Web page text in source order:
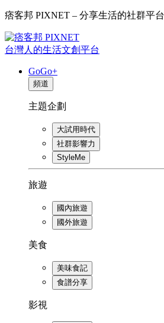
痞客邦 PIXNET – 分享生活的社群平台
台灣人的生活文創平台
GoGo+
頻道
主題企劃
大試用時代
社群影響力
StyleMe
旅遊
國內旅遊
國外旅遊
美食
美味食記
食譜分享
影視